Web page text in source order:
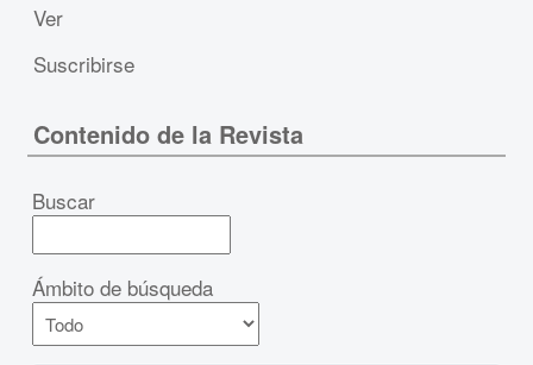
Ver
Suscribirse
Contenido de la Revista
Buscar
Ámbito de búsqueda